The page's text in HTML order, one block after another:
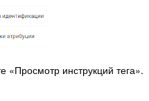
«Просмотр инструкций тега».